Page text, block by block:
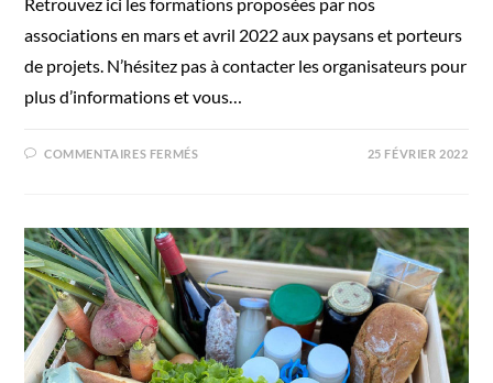
associations en mars et avril 2022 aux paysans et porteurs
de projets. N’hésitez pas à contacter les organisateurs pour
plus d’informations et vous…
COMMENTAIRES FERMÉS 25 FÉVRIER 2022